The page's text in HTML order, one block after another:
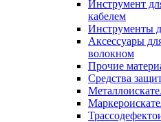
Инструмент
кабелем
Инструменты
Аксессуары
волокном
Прочие
Средства